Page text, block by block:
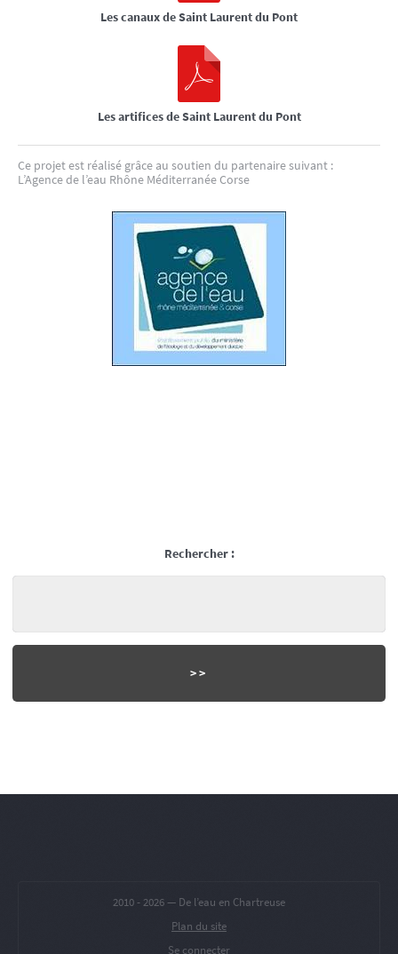
Les canaux de Saint Laurent du Pont
Les artifices de Saint Laurent du Pont
Ce projet est réalisé grâce au soutien du partenaire suivant :
L’Agence de l’eau Rhône Méditerranée Corse
Rechercher :
2010 - 2026 — De l’eau en Chartreuse
Plan du site
Se connecter